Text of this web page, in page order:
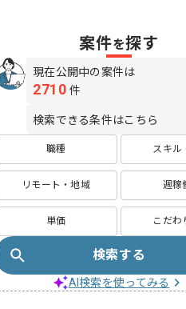
案件を探す
現在公開中の案件は
2710 件
検索できる条件はこちら
職種 スキル
リモート・地域 週稼
単価 こだわ
検索する
AI検索を使ってみる